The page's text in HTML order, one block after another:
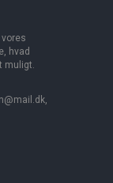
hvad
muligt.